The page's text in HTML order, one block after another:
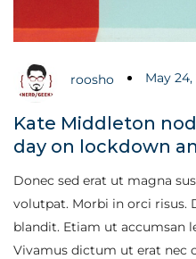
roosho May 24,
Kate Middleton
day on lockdown
Donec sed erat ut magna
volutpat. Morbi in orci risus.
blandit. Etiam ut accumsan
Vivamus dictum ut erat nec